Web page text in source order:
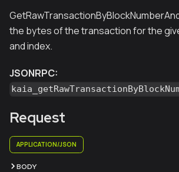
the bytes of the transaction for the
and index.
JSONRPC:
Request
APPLICATION/JSON
BODY